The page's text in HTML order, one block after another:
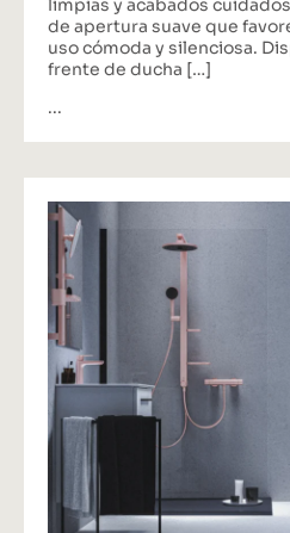
limpias y acabados
de apertura suave que
uso cómoda y silenciosa.
frente de ducha […]
...